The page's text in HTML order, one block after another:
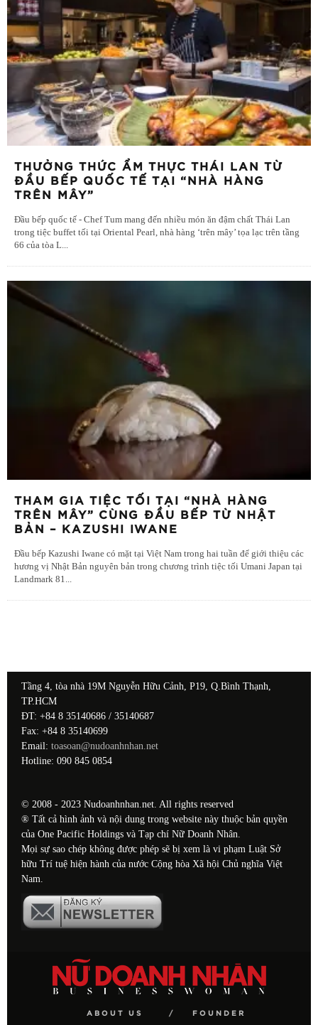
THƯỞNG THỨC ẨM THỰC THÁI LAN TỪ
ĐẦU BẾP QUỐC TẾ TẠI “NHÀ HÀNG
TRÊN MÂY”
Đầu bếp quốc tế - Chef Tum mang đến nhiều món ăn đậm chất Thái Lan
trong tiệc buffet tối tại Oriental Pearl, nhà hàng ‘trên mây’ tọa lạc trên tầng
66 của tòa L...
THAM GIA TIỆC TỐI TẠI “NHÀ HÀNG
TRÊN MÂY” CÙNG ĐẦU BẾP TỪ NHẬT
BẢN – KAZUSHI IWANE
Đầu bếp Kazushi Iwane có mặt tại Việt Nam trong hai tuần để giới thiệu các
hương vị Nhật Bản nguyên bản trong chương trình tiệc tối Umani Japan tại
Landmark 81...
Tầng 4, tòa nhà 19M Nguyễn Hữu Cảnh, P19, Q.Bình Thạnh,
TP.HCM
ĐT: +84 8 35140686 / 35140687
Fax: +84 8 35140699
Email: toasoan@nudoanhnhan.net
Hotline: 090 845 0854
© 2008 - 2023 Nudoanhnhan.net. All rights reserved
® Tất cả hình ảnh và nội dung trong website này thuộc bản quyền
của One Pacific Holdings và Tạp chí Nữ Doanh Nhân.
Mọi sự sao chép không được phép sẽ bị xem là vi phạm Luật Sở
hữu Trí tuệ hiện hành của nước Cộng hòa Xã hội Chủ nghĩa Việt
Nam.
ABOUT US FOUNDER